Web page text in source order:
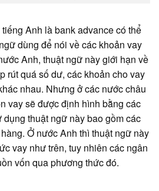
Anh là bank advance có thể
dùng để nói về các khoản vay
Anh, thuật ngữ này giới hạn về
rút quá số dư, các khoản cho vay
nhau. Nhưng ở các nước châu
vay sẽ được định hình bằng các
thuật ngữ này bao gồm các
Ở nước Anh thì thuật ngữ này
vay như trên, tuy nhiên các ngân
vốn qua phương thức đó.